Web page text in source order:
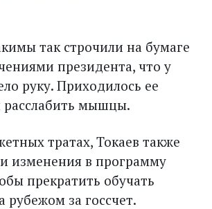
так строчили на бумаге
президента, что у
руку. Приходилось ее
расслабить мышцы.
тратах, Токаев также
изменения в программу
прекратить обучать
рубежом за госсчет.